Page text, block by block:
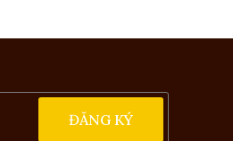
ĐĂNG KÝ